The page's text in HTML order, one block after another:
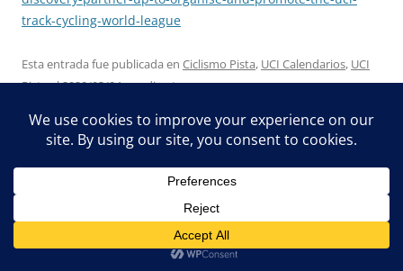
track-cycling-world-league
Esta entrada fue publicada en Ciclismo Pista, UCI Calendarios, UCI
Pistael2020/03/04pordirector.
https://www.uci.org/track/news/2020/german-s-hinze-